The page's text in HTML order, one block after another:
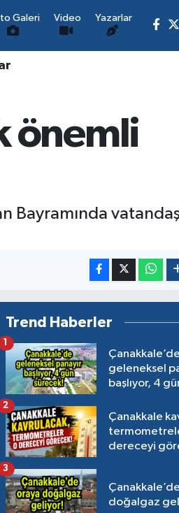
Galeri Video Yazarlar
önemli
Bayramında
Trend Haberler
Çanakkale’de
geleneksel
başlıyor, 4
1
Çanakkale
dereceyi
2
doğalgaz
3